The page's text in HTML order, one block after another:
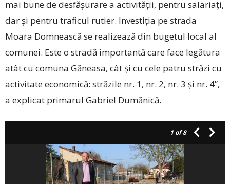
mai bune de desfășurare a activității, pentru salariați,
dar și pentru traficul rutier. Investiția pe strada
Moara Domnească se realizează din bugetul local al
comunei. Este o stradă importantă care face legătura
atât cu comuna Găneasa, cât și cu cele patru străzi cu
activitate economică: străzile nr. 1, nr. 2, nr. 3 și nr. 4”,
a explicat primarul Gabriel Dumănică.
1 of 8